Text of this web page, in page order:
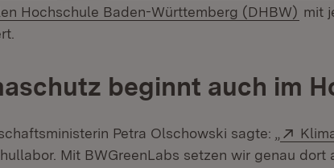
Hochschule Baden-Württemberg (DHBW) mit
beginnt auch im
Petra Olschowski sagte: „
Mit BWGreenLabs setzen wir genau dort